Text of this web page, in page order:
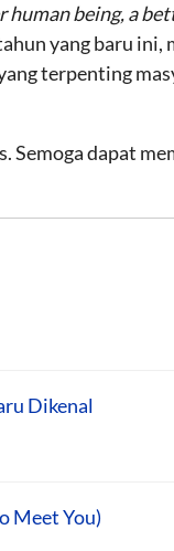
human being, a
yang baru
terpenting
Semoga dapat
Dikenal
Meet You)